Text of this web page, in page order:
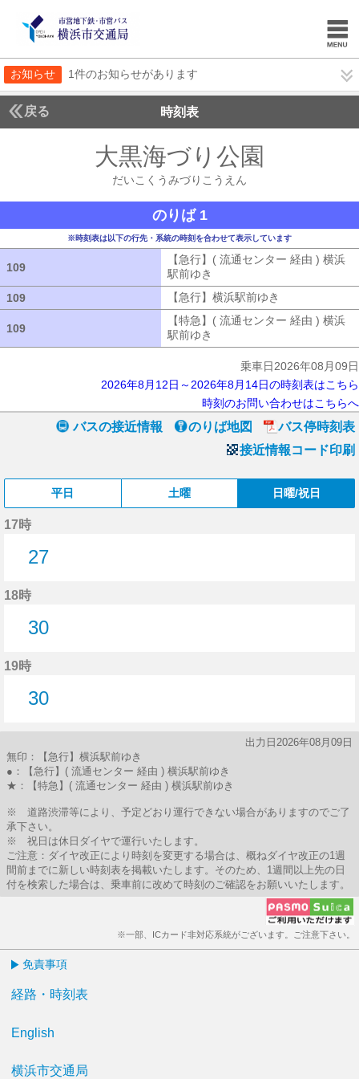
お知らせ 1件のお知らせがあります
戻る 時刻表
大黒海づり公園
だいこくうみづりこうえん
のりば 1
※時刻表は以下の行先・系統の時刻を合わせて表示しています
109
【急行】( 流通センター 経由 ) 横浜
駅前ゆき
109
【急行】横浜駅前ゆき
109
【特急】( 流通センター 経由 ) 横浜
駅前ゆき
乗車日2026年08月09日
2026年8月12日～2026年8月14日の時刻表はこちら
時刻のお問い合わせはこちらへ
バスの接近情報 のりば地図
バス停時刻表
接近情報コード印刷
平日 土曜 日曜/祝日
17時
27
18時
30
19時
30
出力日2026年08月09日
無印：【急行】横浜駅前ゆき
●：【急行】( 流通センター 経由 ) 横浜駅前ゆき
★：【特急】( 流通センター 経由 ) 横浜駅前ゆき
※ 道路渋滞等により、予定どおり運行できない場合がありますのでご了
承下さい。
※ 祝日は休日ダイヤで運行いたします。
ご注意：ダイヤ改正により時刻を変更する場合は、概ねダイヤ改正の1週
間前までに新しい時刻表を掲載いたします。そのため、1週間以上先の日
付を検索した場合は、乗車前に改めて時刻のご確認をお願いいたします。
※一部、ICカード非対応系統がございます。ご注意下さい。
免責事項
経路・時刻表
English
横浜市交通局